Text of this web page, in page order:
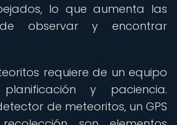
lo que aumenta las
de observar y encontrar
requiere de un equipo
planificación y paciencia.
de meteoritos, un GPS